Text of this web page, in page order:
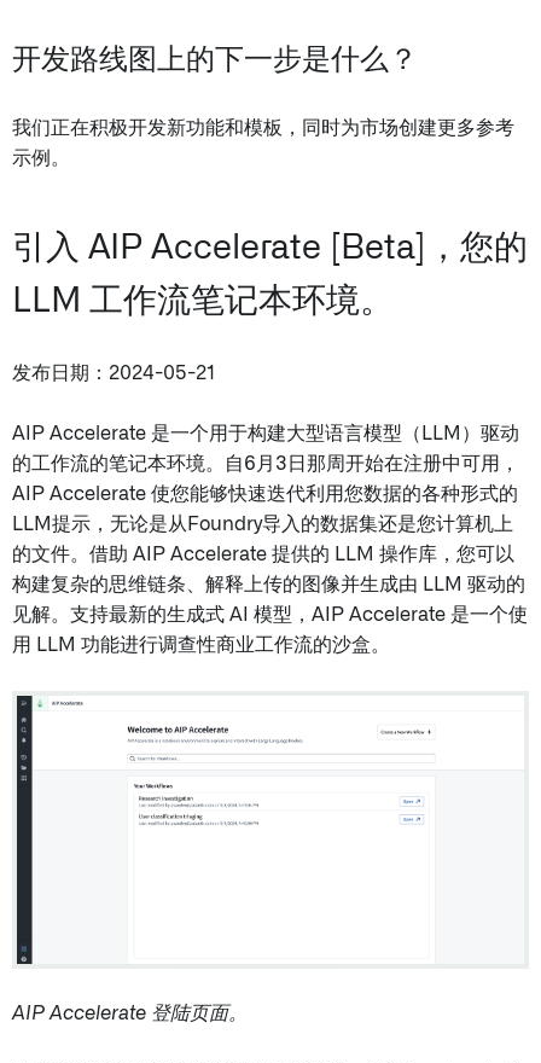
开发路线图上的下一步是什么？
我们正在积极开发新功能和模板，同时为市场创建更多参考
示例。
引入 AIP Accelerate [Beta]，您的
LLM 工作流笔记本环境。
发布日期：2024-05-21
AIP Accelerate 是一个用于构建大型语言模型（LLM）驱动
的工作流的笔记本环境。自6月3日那周开始在注册中可用，
AIP Accelerate 使您能够快速迭代利用您数据的各种形式的
LLM提示，无论是从Foundry导入的数据集还是您计算机上
的文件。借助 AIP Accelerate 提供的 LLM 操作库，您可以
构建复杂的思维链条、解释上传的图像并生成由 LLM 驱动的
见解。支持最新的生成式 AI 模型，AIP Accelerate 是一个使
用 LLM 功能进行调查性商业工作流的沙盒。
AIP Accelerate 登陆页面。